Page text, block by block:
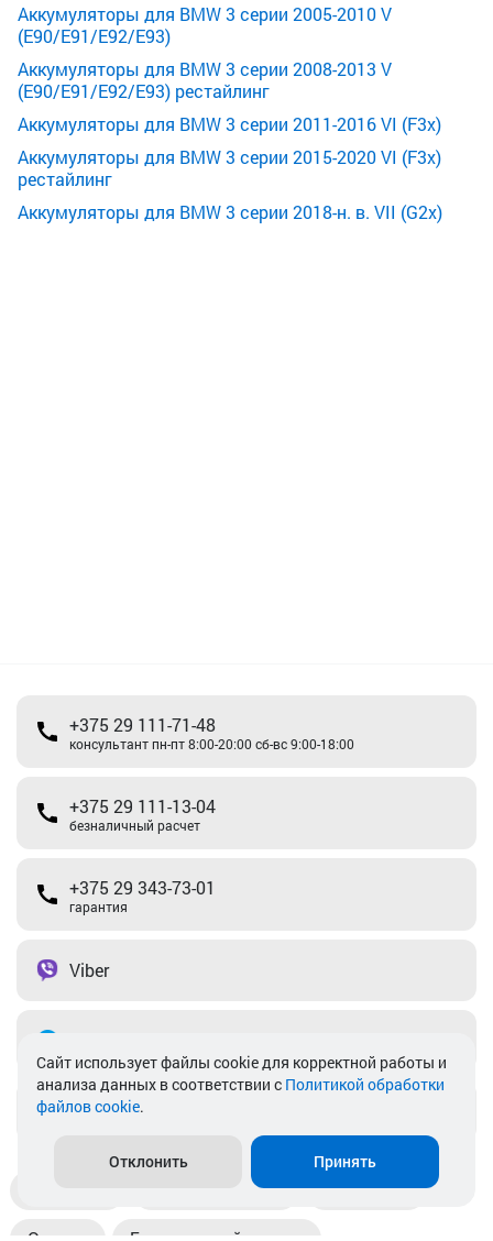
Аккумуляторы для BMW 3 серии 2005-2010 V
(E90/E91/E92/E93)
Аккумуляторы для BMW 3 серии 2008-2013 V
(E90/E91/E92/E93) рестайлинг
Аккумуляторы для BMW 3 серии 2011-2016 VI (F3x)
Аккумуляторы для BMW 3 серии 2015-2020 VI (F3x)
рестайлинг
Аккумуляторы для BMW 3 серии 2018-н. в. VII (G2x)
+375 29 111-71-48
консультант пн-пт 8:00-20:00 сб-вс 9:00-18:00
+375 29 111-13-04
безналичный расчет
+375 29 343-73-01
гарантия
Viber
info@akkamulik.by
Пункты выдачи Магазины
Cайт использует файлы cookie для корректной работы и
анализа данных в соответствии с Политикой обработки
файлов cookie.
Отклонить Принять